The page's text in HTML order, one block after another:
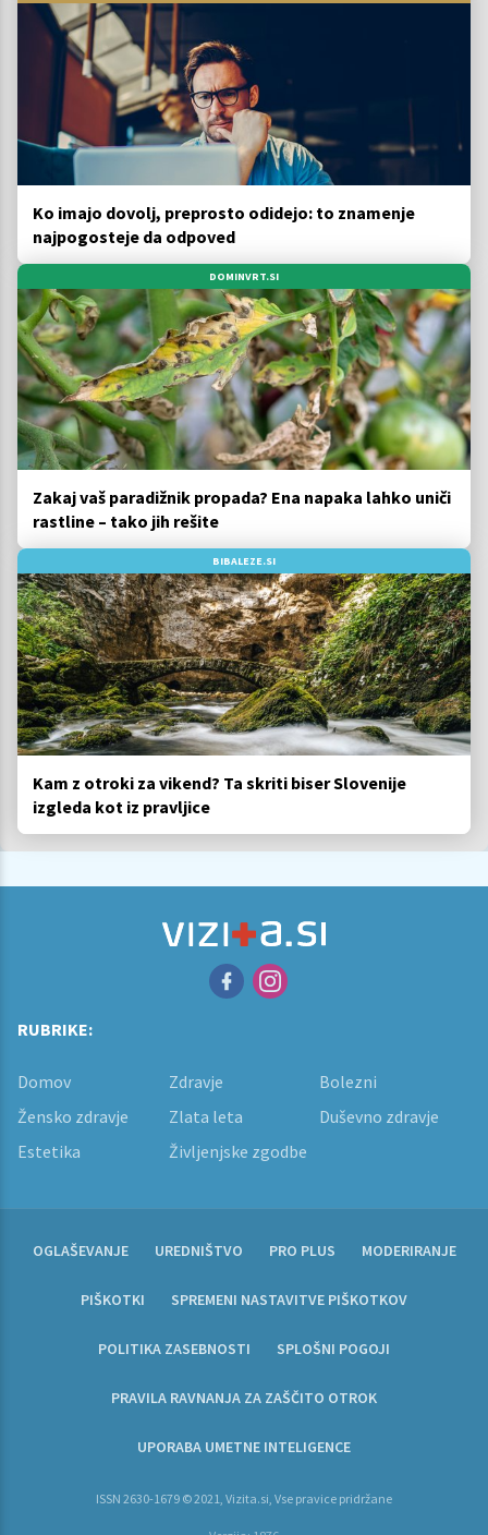
Ko imajo dovolj, preprosto odidejo: to znamenje
najpogosteje da odpoved
DOMINVRT.SI
Zakaj vaš paradižnik propada? Ena napaka lahko uniči
rastline – tako jih rešite
BIBALEZE.SI
Kam z otroki za vikend? Ta skriti biser Slovenije
izgleda kot iz pravljice
RUBRIKE:
Domov Zdravje
Bolezni
Žensko zdravje
Zlata leta
Duševno zdravje
Estetika
Življenjske zgodbe
OGLAŠEVANJE UREDNIŠTVO PRO PLUS MODERIRANJE
PIŠKOTKI SPREMENI NASTAVITVE PIŠKOTKOV
POLITIKA ZASEBNOSTI SPLOŠNI POGOJI
PRAVILA RAVNANJA ZA ZAŠČITO OTROK
UPORABA UMETNE INTELIGENCE
ISSN 2630-1679 © 2021, Vizita.si, Vse pravice pridržane